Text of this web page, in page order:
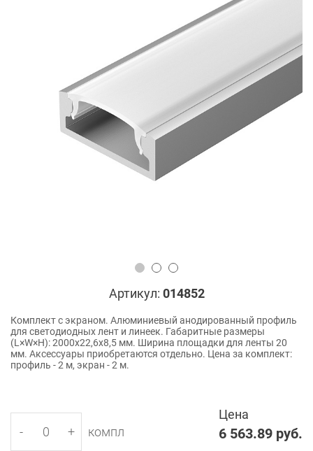
Артикул: 014852
Комплект с экраном. Алюминиевый анодированный профиль
для светодиодных лент и линеек. Габаритные размеры
(L×W×H): 2000x22,6x8,5 мм. Ширина площадки для ленты 20
мм. Аксессуары приобретаются отдельно. Цена за комплект:
профиль - 2 м, экран - 2 м.
Цена
6 563.89 руб.
- + компл